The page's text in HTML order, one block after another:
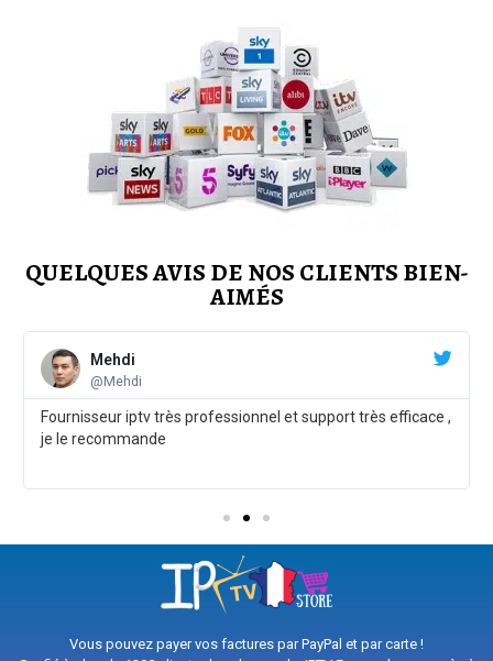
QUELQUES AVIS DE NOS CLIENTS BIEN-
AIMÉS
Mehdi
@Mehdi
Fournisseur iptv très professionnel et support très efficace ,
je le recommande
Vous pouvez payer vos factures par PayPal et par carte !